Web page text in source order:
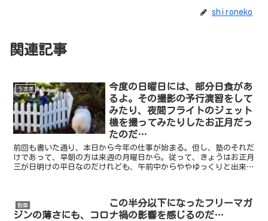
shironeko
関連記事
うさぎ
今度の日曜日には、部分日食があ
るよ。その撮影の予行演習をして
みたり、夜間フライトのジェット
機を撮ってみたりしたお正月だっ
たのだ…
前回も書いた通り、本日から今年の仕事が始まる。但し、塾のそれだ
けであって、早朝の方は来週の月曜日から。従って、きょうはお正月
三が日明けの平日なのだけれども、午前中からややゆっくりと出来
動画
この半分以下になったフリーマガ
ジンの薄さにも、コロナ禍の影響を感じるのだ…